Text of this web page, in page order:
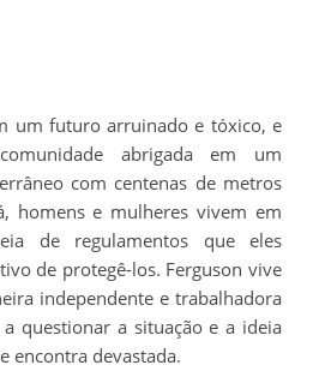
um futuro arruinado e tóxico, e
abrigada em um
com centenas de metros
homens e mulheres vivem em
de regulamentos que eles
de protegê-los. Ferguson vive
independente e trabalhadora
questionar a situação e a ideia
encontra devastada.